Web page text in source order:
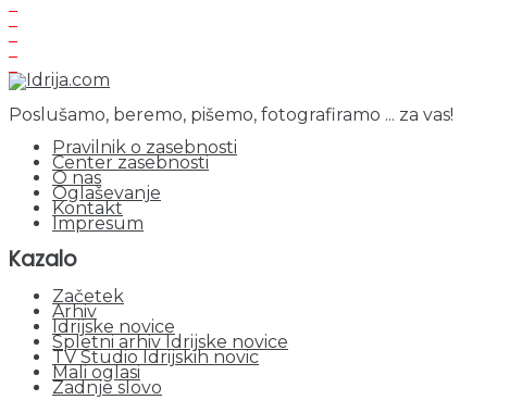
Poslušamo, beremo, pišemo, fotografiramo ... za vas!
Pravilnik o zasebnosti
Center zasebnosti
O nas
Oglaševanje
Kontakt
Impresum
Kazalo
Začetek
Arhiv
Idrijske novice
Spletni arhiv Idrijske novice
TV Studio Idrijskih novic
Mali oglasi
Zadnje slovo